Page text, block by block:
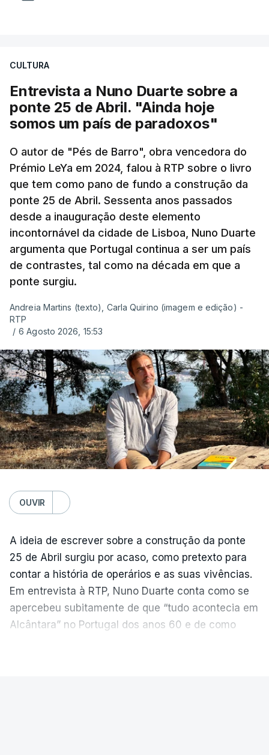
CULTURA
Entrevista a Nuno Duarte sobre a
ponte 25 de Abril. "Ainda hoje
somos um país de paradoxos"
O autor de "Pés de Barro", obra vencedora do
Prémio LeYa em 2024, falou à RTP sobre o livro
que tem como pano de fundo a construção da
ponte 25 de Abril. Sessenta anos passados
desde a inauguração deste elemento
incontornável da cidade de Lisboa, Nuno Duarte
argumenta que Portugal continua a ser um país
de contrastes, tal como na década em que a
ponte surgiu.
Andreia Martins (texto), Carla Quirino (imagem e edição) -
RTP
/ 6 Agosto 2026, 15:53
OUVIR
A ideia de escrever sobre a construção da ponte
25 de Abril surgiu por acaso, como pretexto para
contar a história de operários e as suas vivências.
Em entrevista à RTP, Nuno Duarte conta como se
apercebeu subitamente de que “tudo acontecia em
Alcântara” no Portugal dos anos 60 e de como